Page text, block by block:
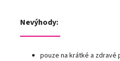
Nevýhody:
pouze na krátké a zdravé